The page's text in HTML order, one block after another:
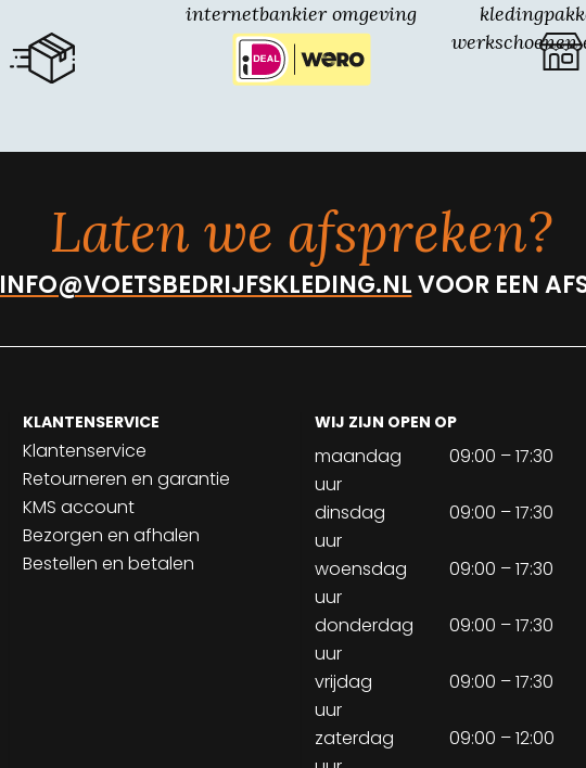
internetbankier omgeving
van jouw bank.
werkschoenen
Laten we afspreken?
INFO@VOETSBEDRIJFSKLEDING.NLVOOR EEN
KLANTENSERVICE
Klantenservice
Retourneren en garantie
KMS account
Bezorgen en afhalen
Bestellen en betalen
WIJ ZIJN OPEN OP
maandag
09:00 – 17:30
uur
dinsdag
09:00 – 17:30
uur
woensdag
09:00 – 17:30
uur
donderdag
09:00 – 17:30
uur
vrijdag
09:00 – 17:30
uur
zaterdag
09:00 – 12:00